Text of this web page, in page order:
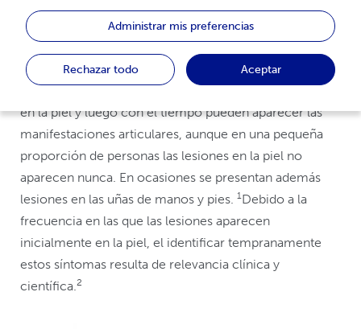
Entre el 10% y 20% de las personas conpsoriasis
esto se le llama artritis psoriásica. Por lo general, la
en la piel y luego con el tiempo pueden aparecer las
manifestaciones articulares, aunque en una pequeña
proporción de personas las lesiones en la piel no
aparecen nunca. En ocasiones se presentan además
lesiones en las uñas de manos y pies. 1Debido a la
frecuencia en las que las lesiones aparecen
inicialmente en la piel, el identificar tempranamente
estos síntomas resulta de relevancia clínica y
científica.2
Rechazar todo
Administrar mis preferencias
Aceptar